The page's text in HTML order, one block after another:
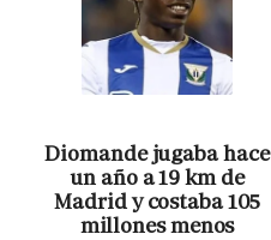
Diomande jugaba hace
un año a 19 km de
Madrid y costaba 105
millones menos